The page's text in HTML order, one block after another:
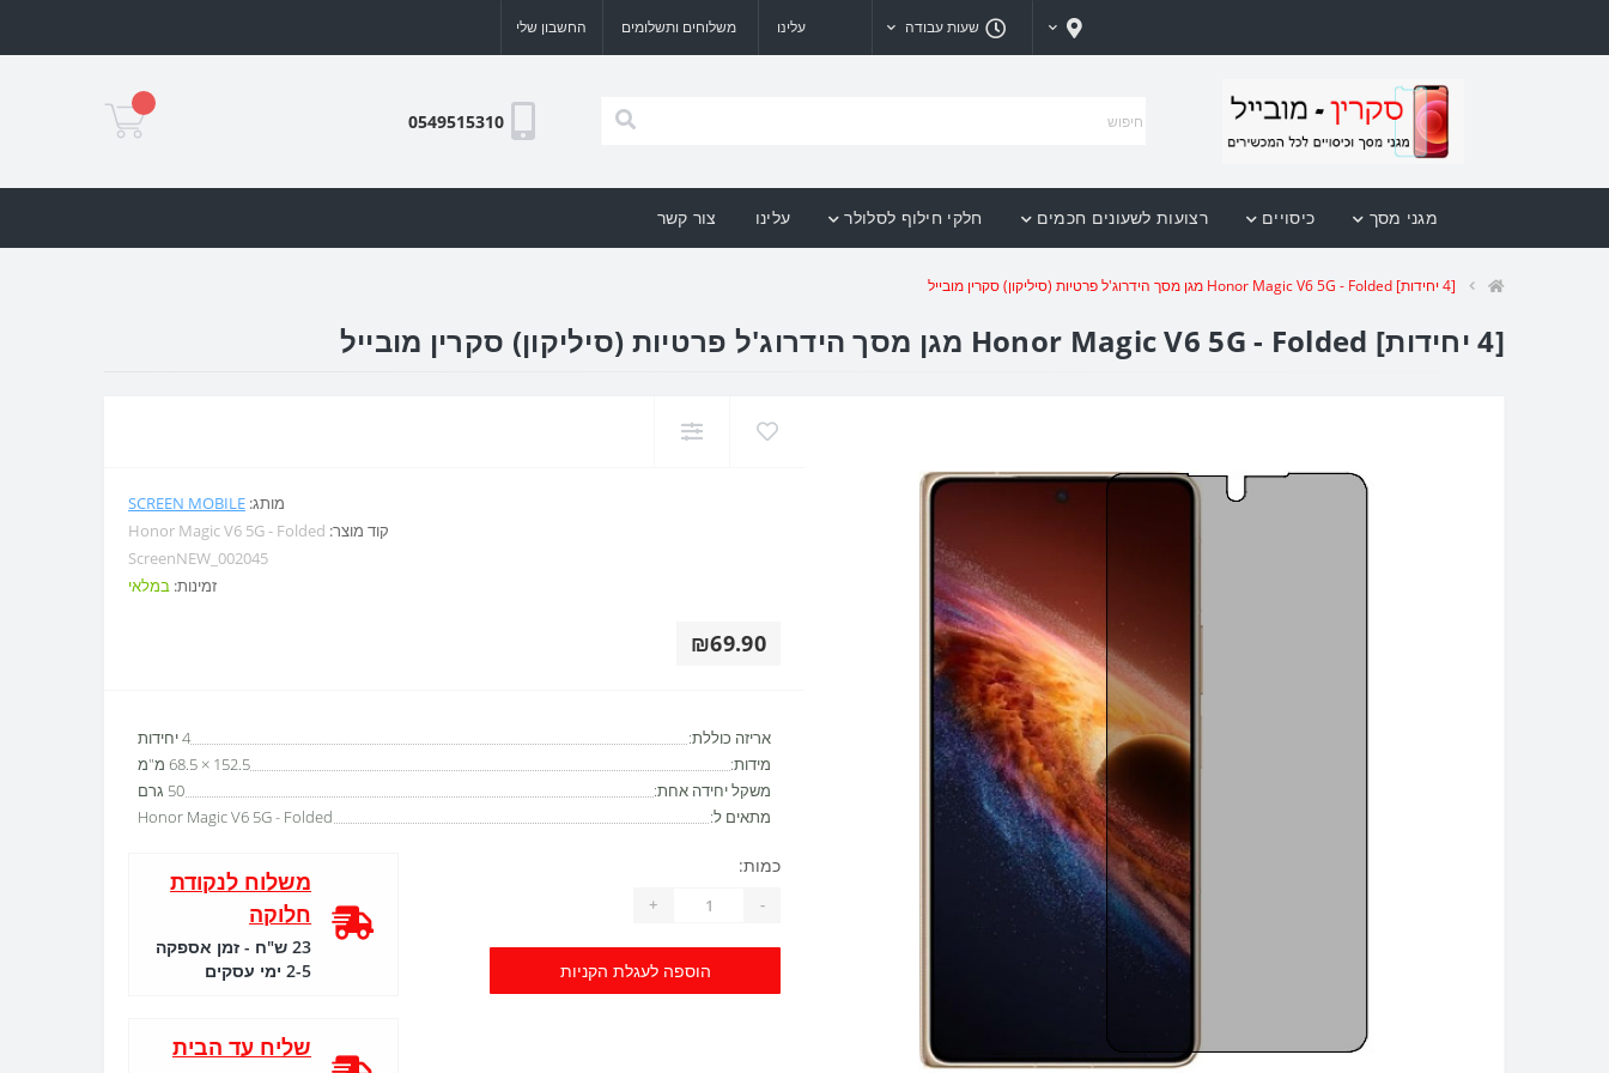
שעות עבודה עלינו משלוחים ותשלומים החשבון שלי
0549515310
מגני מסך כיסויים רצועות לשעונים חכמים חלקי חילוף לסלולר עלינו צור קשר
[4 יחידות] Honor Magic V6 5G - Folded מגן מסך הידרוג'ל פרטיות (סיליקון) סקרין מובייל
[4 יחידות] Honor Magic V6 5G - Folded מגן מסך הידרוג'ל פרטיות (סיליקון) סקרין מובייל
מותג: SCREEN MOBILE
קוד מוצר: Honor Magic V6 5G - Folded
ScreenNEW_002045
זמינות: במלאי
₪69.90
אריזה כוללת:
4 יחידות
מידות:
152.5 × 68.5 מ"מ
משקל יחידה אחת:
50 גרם
מתאים ל:
Honor Magic V6 5G - Folded
כמות:
-
+
הוספה לעגלת הקניות
משלוח לנקודת
חלוקה
23 ש"ח - זמן אספקה
2-5 ימי עסקים
שליח עד הבית